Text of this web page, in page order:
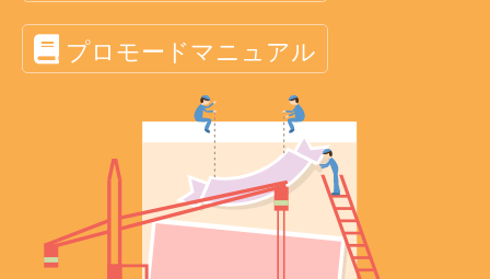
プロモードマニュアル